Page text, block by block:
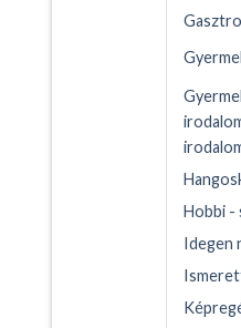
Hobbi -
Idegen